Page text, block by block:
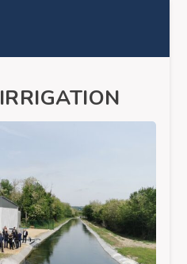
IRRIGATION